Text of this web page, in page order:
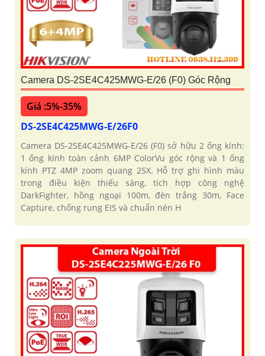
Camera DS-2SE4C425MWG-E/26 (F0) Góc Rộng
Giá :5%-35%
DS-2SE4C425MWG-E/26F0
Camera DS-2SE4C425MWG-E/26 (F0) sở hữu 2 ống kính:
1 ống kính toàn cảnh 6MP ColorVu góc rộng và 1 ống
kính PTZ 4MP zoom quang 25X. Hỗ trợ ghi hình màu
trong điều kiện thiếu sáng, tích hợp công nghệ
DarkFighter, hồng ngoại 100m, đèn trắng 30m, Face
Capture, chống rung EIS và chuẩn nén H